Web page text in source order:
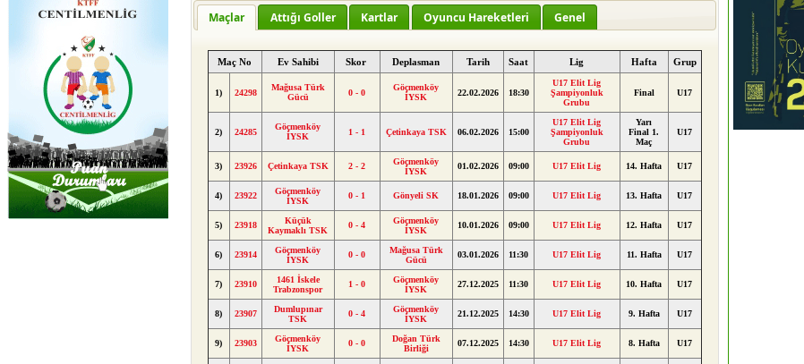
Maçlar Attığı Goller Kartlar Oyuncu Hareketleri Genel
Maç No Ev Sahibi Skor Deplasman Tarih Saat Lig Hafta Grup
1) 24298
Mağusa Türk
Gücü
0 - 0
Göçmenköy
İYSK
22.02.2026 18:30
U17 Elit Lig
Şampiyonluk
Grubu
Final U17
2) 24285
Göçmenköy
İYSK
1 - 1 Çetinkaya TSK 06.02.2026 15:00
U17 Elit Lig
Şampiyonluk
Grubu
Yarı
Final 1.
Maç
U17
3) 23926 Çetinkaya TSK 2 - 2
Göçmenköy
İYSK
01.02.2026 09:00 U17 Elit Lig 14. Hafta U17
4) 23922
Göçmenköy
İYSK
0 - 1 Gönyeli SK 18.01.2026 09:00 U17 Elit Lig 13. Hafta U17
5) 23918
Küçük
Kaymaklı TSK
0 - 4
Göçmenköy
İYSK
10.01.2026 09:00 U17 Elit Lig 12. Hafta U17
6) 23914
Göçmenköy
İYSK
0 - 0
Mağusa Türk
Gücü
03.01.2026 11:30 U17 Elit Lig 11. Hafta U17
7) 23910
1461 İskele
Trabzonspor
1 - 0
Göçmenköy
İYSK
27.12.2025 11:30 U17 Elit Lig 10. Hafta U17
8) 23907
Dumlupınar
TSK
0 - 4
Göçmenköy
İYSK
21.12.2025 14:30 U17 Elit Lig 9. Hafta U17
9) 23903
Göçmenköy
İYSK
0 - 0
Doğan Türk
Birliği
07.12.2025 14:30 U17 Elit Lig 8. Hafta U17